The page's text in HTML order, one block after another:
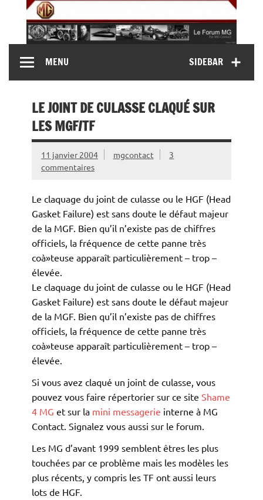
content
MG Contact
MG B, MG F, MG A, Midget…)SIDEBAR
MENU
LE JOINT DE CULASSE CLAQUÉ SUR
LES MGF/TF
11 janvier 2004 mgcontact
3
commentaires
Le claquage du joint de culasse ou le HGF (Head
Gasket Failure) est sans doute le défaut majeur
de la MGF. Bien qu’il n’existe pas de chiffres
officiels, la fréquence de cette panne très
coà»teuse apparaît particulièrement – trop –
élevée.
Le claquage du joint de culasse ou le HGF (Head
Gasket Failure) est sans doute le défaut majeur
de la MGF. Bien qu’il n’existe pas de chiffres
officiels, la fréquence de cette panne très
coà»teuse apparaît particulièrement – trop –
élevée.
Si vous avez claqué un joint de culasse, vous
pouvez vous faire répertorier sur ce site Shame
4 MG et sur la mini messagerie interne à MG
Contact. Signalez vous aussi sur le forum.
Les MG d’avant 1999 semblent êtres les plus
touchées par ce problème mais les modèles les
plus récents, y compris les TF ont aussi leurs
lots de HGF.